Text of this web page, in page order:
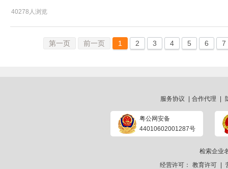
40278人浏览
第一页 前一页 1 2 3 4 5 6 7
服务协议 合作代理
粤公网安备
44010602001287号
检索企业
经营许可：
教育许可